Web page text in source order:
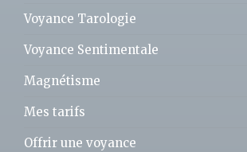
Voyance Tarologie
Voyance Sentimentale
Magnétisme
Mes tarifs
Offrir une voyance